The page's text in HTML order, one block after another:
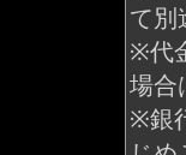
て別
※代
場合
※銀